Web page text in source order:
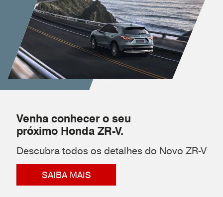
Venha conhecer o seu
próximo Honda ZR-V.
Descubra todos os detalhes do Novo ZR-V
SAIBA MAIS